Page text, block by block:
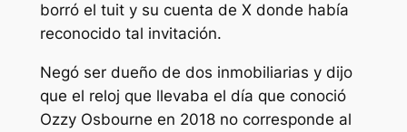
borró el tuit y su cuenta de X donde había
reconocido tal invitación.
Negó ser dueño de dos inmobiliarias y dijo
que el reloj que llevaba el día que conoció
Ozzy Osbourne en 2018 no corresponde al